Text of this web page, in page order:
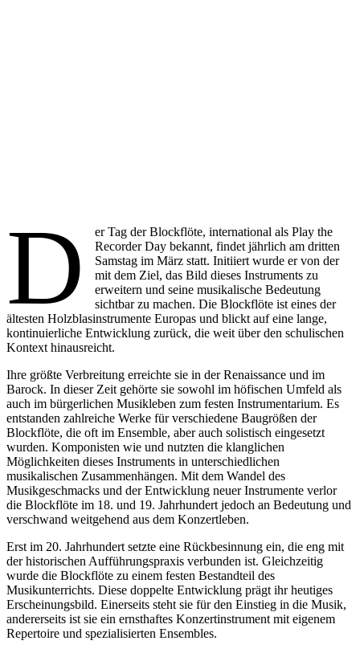
D
er Tag der Blockflöte, international als Play the
Recorder Day bekannt, findet jährlich am dritten
Samstag im März statt. Initiiert wurde er von der
mit dem Ziel, das Bild dieses Instruments zu
erweitern und seine musikalische Bedeutung
sichtbar zu machen. Die Blockflöte ist eines der
ältesten Holzblasinstrumente Europas und blickt auf eine lange,
kontinuierliche Entwicklung zurück, die weit über den schulischen
Kontext hinausreicht.
Ihre größte Verbreitung erreichte sie in der Renaissance und im
Barock. In dieser Zeit gehörte sie sowohl im höfischen Umfeld als
auch im bürgerlichen Musikleben zum festen Instrumentarium. Es
entstanden zahlreiche Werke für verschiedene Baugrößen der
Blockflöte, die oft im Ensemble, aber auch solistisch eingesetzt
wurden. Komponisten wie und nutzten die klanglichen
Möglichkeiten dieses Instruments in unterschiedlichen
musikalischen Zusammenhängen. Mit dem Wandel des
Musikgeschmacks und der Entwicklung neuer Instrumente verlor
die Blockflöte im 18. und 19. Jahrhundert jedoch an Bedeutung und
verschwand weitgehend aus dem Konzertleben.
Erst im 20. Jahrhundert setzte eine Rückbesinnung ein, die eng mit
der historischen Aufführungspraxis verbunden ist. Gleichzeitig
wurde die Blockflöte zu einem festen Bestandteil des
Musikunterrichts. Diese doppelte Entwicklung prägt ihr heutiges
Erscheinungsbild. Einerseits steht sie für den Einstieg in die Musik,
andererseits ist sie ein ernsthaftes Konzertinstrument mit eigenem
Repertoire und spezialisierten Ensembles.